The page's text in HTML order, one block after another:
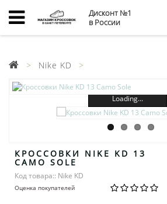
Дисконт №1
в России
Nike KD
Loading...
КРОССОВКИ NIKE KD 13
CAMO SOLE
Код товара:: Nike KD
Оценка покупателей